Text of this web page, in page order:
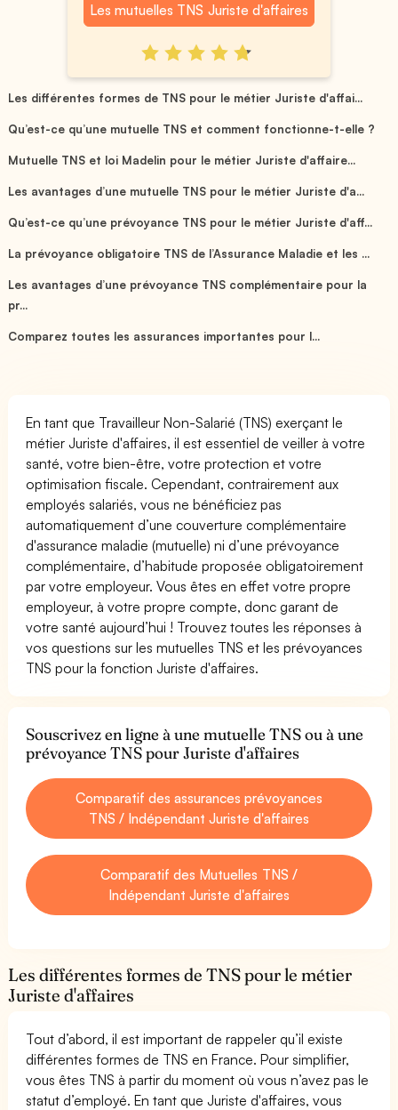
Les mutuelles TNS Juriste d'affaires
Les différentes formes de TNS pour le métier Juriste d'affai...
Qu’est-ce qu’une mutuelle TNS et comment fonctionne-t-elle ?
Mutuelle TNS et loi Madelin pour le métier Juriste d'affaire...
Les avantages d’une mutuelle TNS pour le métier Juriste d'a...
Qu’est-ce qu’une prévoyance TNS pour le métier Juriste d'aff...
La prévoyance obligatoire TNS de l’Assurance Maladie et les ...
Les avantages d’une prévoyance TNS complémentaire pour la
pr...
Comparez toutes les assurances importantes pour l...
En tant que Travailleur Non-Salarié (TNS) exerçant le
métier Juriste d'affaires, il est essentiel de veiller à votre
santé, votre bien-être, votre protection et votre
optimisation fiscale. Cependant, contrairement aux
employés salariés, vous ne bénéficiez pas
automatiquement d’une couverture complémentaire
d'assurance maladie (mutuelle) ni d’une prévoyance
complémentaire, d’habitude proposée obligatoirement
par votre employeur. Vous êtes en effet votre propre
employeur, à votre propre compte, donc garant de
votre santé aujourd’hui ! Trouvez toutes les réponses à
vos questions sur les mutuelles TNS et les prévoyances
TNS pour la fonction Juriste d'affaires.
Souscrivez en ligne à une mutuelle TNS ou à une
prévoyance TNS pour Juriste d'affaires
Comparatif des assurances prévoyances
TNS / Indépendant Juriste d'affaires
Comparatif des Mutuelles TNS /
Indépendant Juriste d'affaires
Les différentes formes de TNS pour le métier
Juriste d'affaires
Tout d’abord, il est important de rappeler qu’il existe
différentes formes de TNS en France. Pour simplifier,
vous êtes TNS à partir du moment où vous n’avez pas le
statut d’employé. En tant que Juriste d'affaires, vous